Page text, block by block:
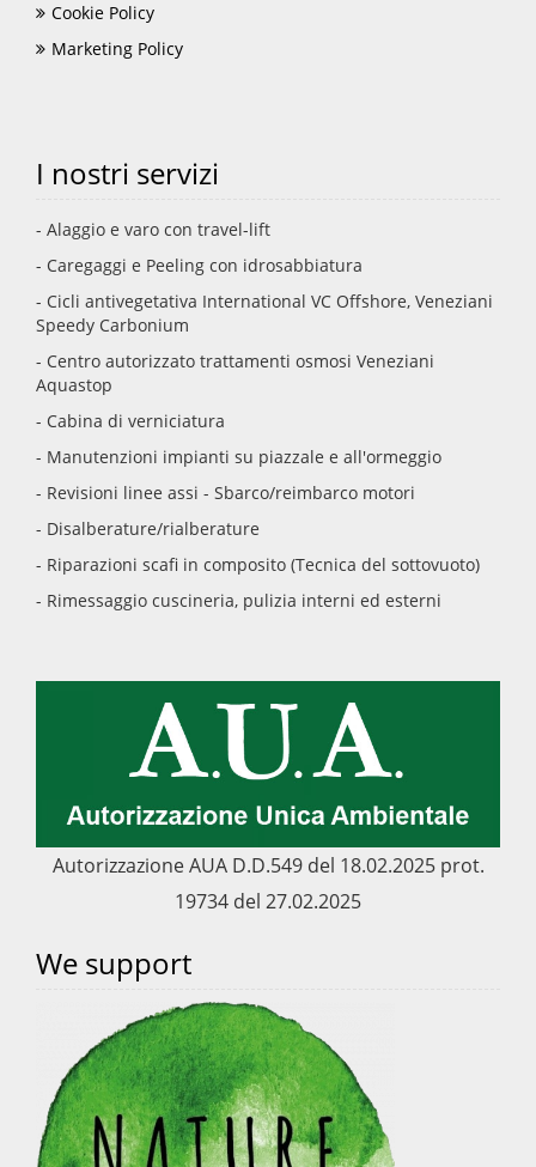
Cookie Policy
Marketing Policy
I nostri servizi
- Alaggio e varo con travel-lift
- Caregaggi e Peeling con idrosabbiatura
- Cicli antivegetativa International VC Offshore, Veneziani
Speedy Carbonium
- Centro autorizzato trattamenti osmosi Veneziani
Aquastop
- Cabina di verniciatura
- Manutenzioni impianti su piazzale e all'ormeggio
- Revisioni linee assi - Sbarco/reimbarco motori
- Disalberature/rialberature
- Riparazioni scafi in composito (Tecnica del sottovuoto)
- Rimessaggio cuscineria, pulizia interni ed esterni
Autorizzazione AUA D.D.549 del 18.02.2025 prot.
19734 del 27.02.2025
We support